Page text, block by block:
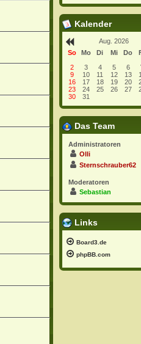
Kalender
Aug. 2026
So
Mo Di Mi Do
2
3 4 5 6
9
10 11 12 13
16
17 18 19 20
23
24 25 26 27
30
31
Das Team
Administratoren
Olli
Sternschrauber62
Moderatoren
Sebastian
Links
Board3.de
phpBB.com